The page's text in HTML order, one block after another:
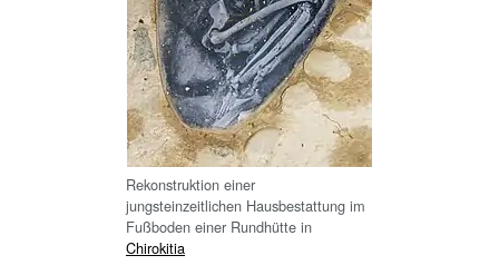
Rekonstruktion einer
jungsteinzeitlichen Hausbestattung im
Fußboden einer Rundhütte in
Chirokitia